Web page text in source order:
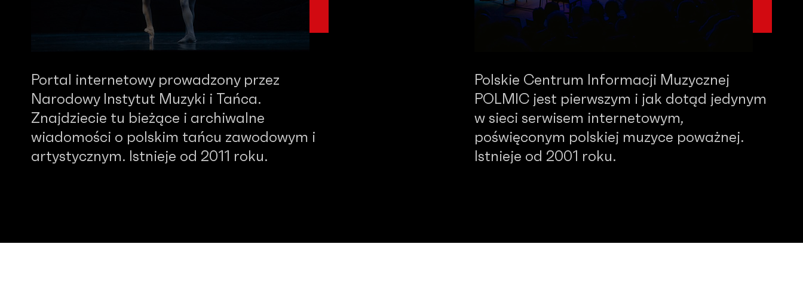
Portal internetowy prowadzony przez
Narodowy Instytut Muzyki i Tańca.
Znajdziecie tu bieżące i archiwalne
wiadomości o polskim tańcu zawodowym i
artystycznym. Istnieje od 2011 roku.
Polskie Centrum Informacji Muzycznej
POLMIC jest pierwszym i jak dotąd jedynym
w sieci serwisem internetowym,
poświęconym polskiej muzyce poważnej.
Istnieje od 2001 roku.